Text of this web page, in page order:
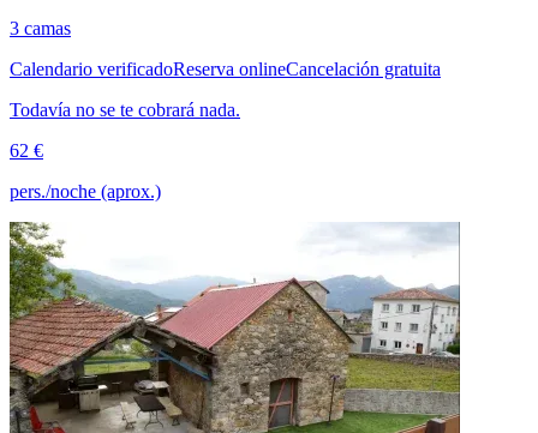
3 camas
Calendario verificadoReserva onlineCancelación gratuita
Todavía no se te cobrará nada.
62 €
pers./noche (aprox.)